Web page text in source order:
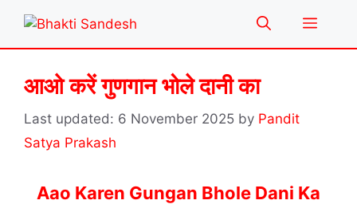
content
Menu
आओ करें गुणगान भोले दानी का
6 November 2025 by Pandit
Satya Prakash
Aao Karen Gungan Bhole Dani Ka